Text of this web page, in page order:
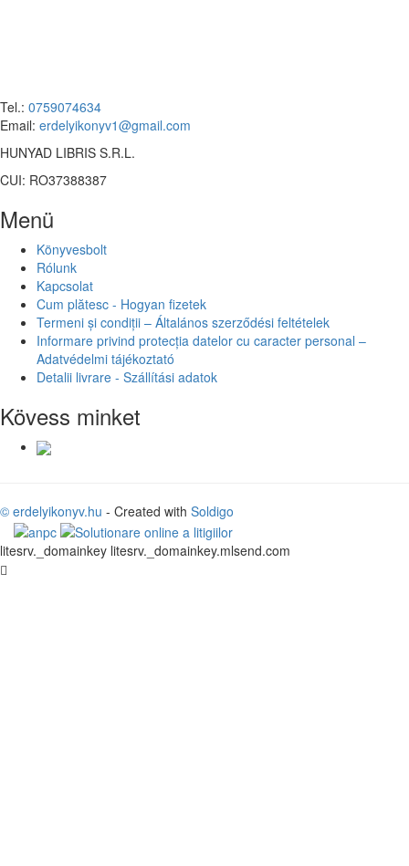
Tel.: 0759074634
Email: erdelyikonyv1@gmail.com
HUNYAD LIBRIS S.R.L.
CUI: RO37388387
Menü
Könyvesbolt
Rólunk
Kapcsolat
Cum plătesc - Hogyan fizetek
Termeni și condiții – Általános szerződési feltételek
Informare privind protecția datelor cu caracter personal –
Adatvédelmi tájékoztató
Detalii livrare - Szállítási adatok
Kövess minket
© erdelyikonyv.hu - Created with Soldigo
litesrv._domainkey litesrv._domainkey.mlsend.com